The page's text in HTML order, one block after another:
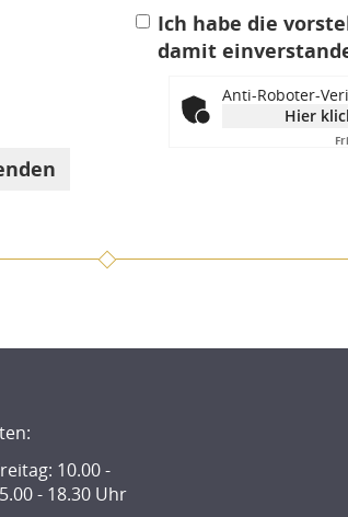
Ich habe die
damit
Anti-Roboter-
Hier
10.00 -
- 18.30 Uhr